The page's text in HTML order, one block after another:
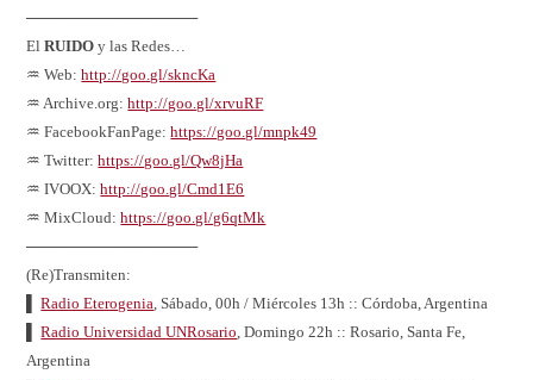
────────────────
ElRUIDO y las Redes…
♒ Web:http://goo.gl/skncKa
♒ Archive.org:http://goo.gl/xrvuRF
♒ FacebookFanPage:https://goo.gl/mnpk49
♒ Twitter:https://goo.gl/Qw8jHa
♒ IVOOX:http://goo.gl/Cmd1E6
♒ MixCloud:https://goo.gl/g6qtMk
────────────────
(Re)Transmiten:
▌Radio Eterogenia, Sábado, 00h / Miércoles 13h :: Córdoba, Argentina
▌Radio Universidad UNRosario, Domingo 22h :: Rosario, Santa Fe,
Argentina